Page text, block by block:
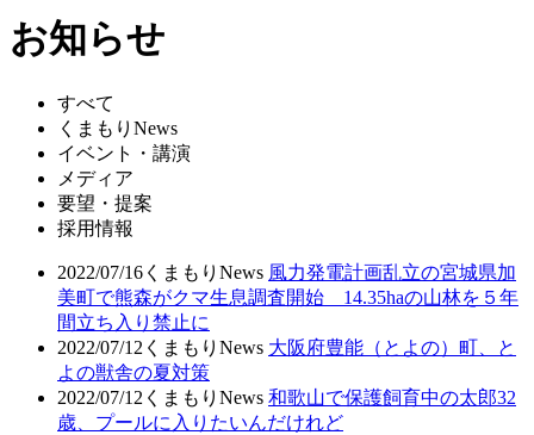
お知らせ
すべて
くまもりNews
イベント・講演
メディア
要望・提案
採用情報
2022/07/16 くまもりNews 風力発電計画乱立の宮城県加
美町で熊森がクマ生息調査開始 14.35haの山林を５年
間立ち入り禁止に
2022/07/12 くまもりNews 大阪府豊能（とよの）町、と
よの獣舎の夏対策
2022/07/12 くまもりNews 和歌山で保護飼育中の太郎32
歳、プールに入りたいんだけれど